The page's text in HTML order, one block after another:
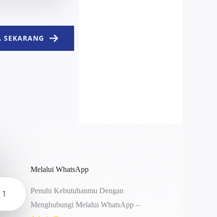
SEKARANG
1
Melalui WhatsApp
Penuhi Kebutuhanmu Dengan
Menghubungi Melalui WhatsApp –